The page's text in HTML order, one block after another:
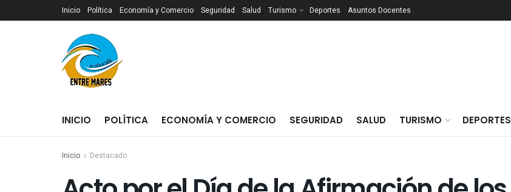
Inicio Política Economía y Comercio Seguridad Salud Turismo Deportes Asuntos Docentes
INICIO POLÍTICA ECONOMÍA Y COMERCIO SEGURIDAD SALUD TURISMO DEPORTES
Inicio Destacado